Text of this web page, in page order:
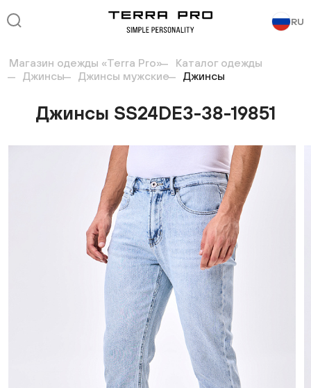
RU
Магазин одежды «Terra Pro»
Каталог одежды
Джинсы
Джинсы мужские Джинсы
Джинсы SS24DE3-38-19851